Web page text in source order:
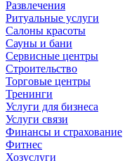
Развлечения
Ритуальные услуги
Салоны красоты
Сауны и бани
Сервисные центры
Строительство
Торговые центры
Тренинги
Услуги для бизнеса
Услуги связи
Финансы и страхование
Фитнес
Хозуслуги